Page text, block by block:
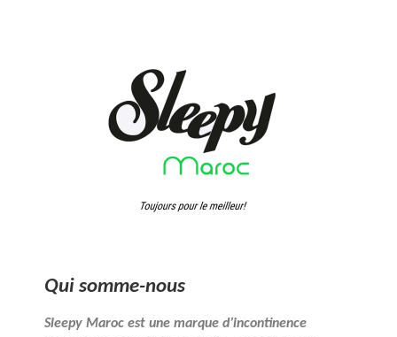
Qui somme-nous
Sleepy Maroc est une marque d’incontinence